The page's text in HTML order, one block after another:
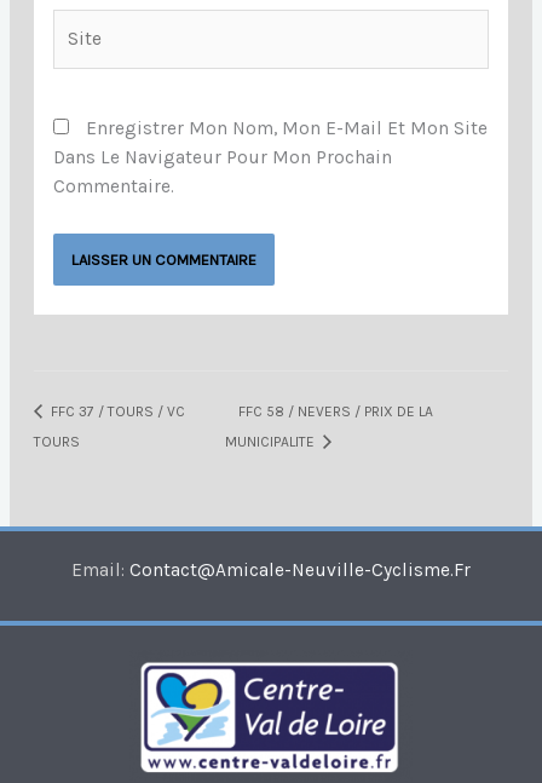
Enregistrer Mon Nom, Mon E-Mail Et Mon Site
Dans Le Navigateur Pour Mon Prochain
Commentaire.
FFC 37 / TOURS / VC
TOURS
FFC 58 / NEVERS / PRIX DE LA
MUNICIPALITE
Email: Contact@amicale-Neuville-Cyclisme.fr